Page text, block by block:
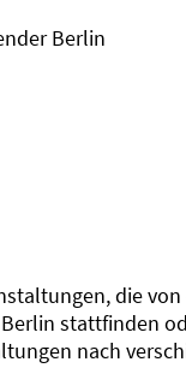
Berlin
die
stattfinden
nach